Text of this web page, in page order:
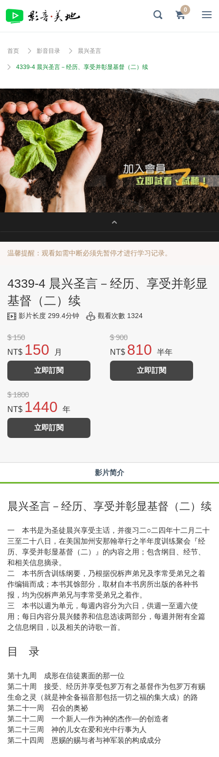
0
首页 影音目录 晨兴圣言
4339-4 晨兴圣言－经历、享受并彰显基督（二）续
温馨提醒：观看如需中断必须先暂停才进行学习记录。
4339-4 晨兴圣言－经历、享受并彰显
基督（二）续
影片长度 299.4分钟 觀看次數 1324
$ 150
NT$ 150 月
立即訂閱
$ 900
NT$ 810 半年
立即訂閱
$ 1800
NT$ 1440 年
立即訂閱
影片简介
晨兴圣言－经历、享受并彰显基督（二）续
一 本书是为圣徒晨兴享受主话，并復习二○二四年十二月二十
三至二十八日，在美国加州安那翰举行之半年度训练聚会『经
历、享受并彰显基督（二）』的内容之用；包含纲目、经节、
和相关信息摘录。
二 本书所含训练纲要，乃根据倪柝声弟兄及李常受弟兄之着
作编辑而成；本书其馀部分，取材自本书房所出版的各种书
报，均为倪柝声弟兄与李常受弟兄之着作。
三 本书以週为单元，每週内容分为六日，供週一至週六使
用；每日内容分晨兴餧养和信息选读两部分，每週并附有全篇
之信息纲目，以及相关的诗歌一首。
目 录
第十九周 成形在信徒裏面的那一位
第二十周 接受、经历并享受包罗万有之基督作为包罗万有赐
生命之灵（就是神全备福音那包括一切之福的集大成）的路
第二十一周 召会的奥祕
第二十二周 一个新人—作为神的杰作—的创造者
第二十三周 神的儿女在爱和光中行事为人
第二十四周 恩赐的赐与者与神军装的构成成分